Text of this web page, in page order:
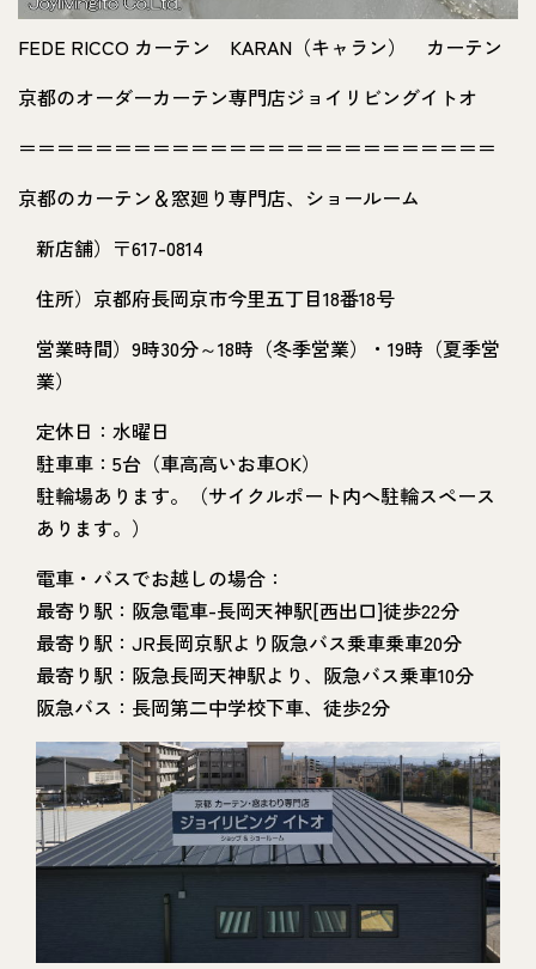
FEDE RICCO カーテン KARAN（キャラン） カーテン
京都のオーダーカーテン専門店ジョイリビングイトオ
＝＝＝＝＝＝＝＝＝＝＝＝＝＝＝＝＝＝＝＝＝＝＝＝＝
京都のカーテン＆窓廻り専門店、ショールーム
新店舗）〒617-0814
住所）京都府長岡京市今里五丁目18番18号
営業時間）9時30分～18時（冬季営業）・19時（夏季営
業）
定休日：水曜日
駐車車：5台（車高高いお車OK）
駐輪場あります。（サイクルポート内へ駐輪スペース
あります。）
電車・バスでお越しの場合：
最寄り駅：阪急電車-長岡天神駅[西出口]徒歩22分
最寄り駅：JR長岡京駅より阪急バス乗車乗車20分
最寄り駅：阪急長岡天神駅より、阪急バス乗車10分
阪急バス：長岡第二中学校下車、徒歩2分